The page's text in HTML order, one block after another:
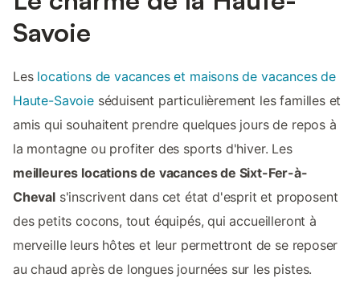
Savoie
Les locations de vacances et maisons de vacances de
Haute-Savoieséduisent particulièrement les familles et
amis qui souhaitent prendre quelques jours de repos à
la montagne ou profiter des sports d'hiver. Les
meilleures locations de vacances de Sixt-Fer-à-
Chevals'inscrivent dans cet état d'esprit et proposent
des petits cocons, tout équipés, qui accueilleront à
merveille leurs hôtes et leur permettront de se reposer
au chaud après de longues journées sur les pistes.